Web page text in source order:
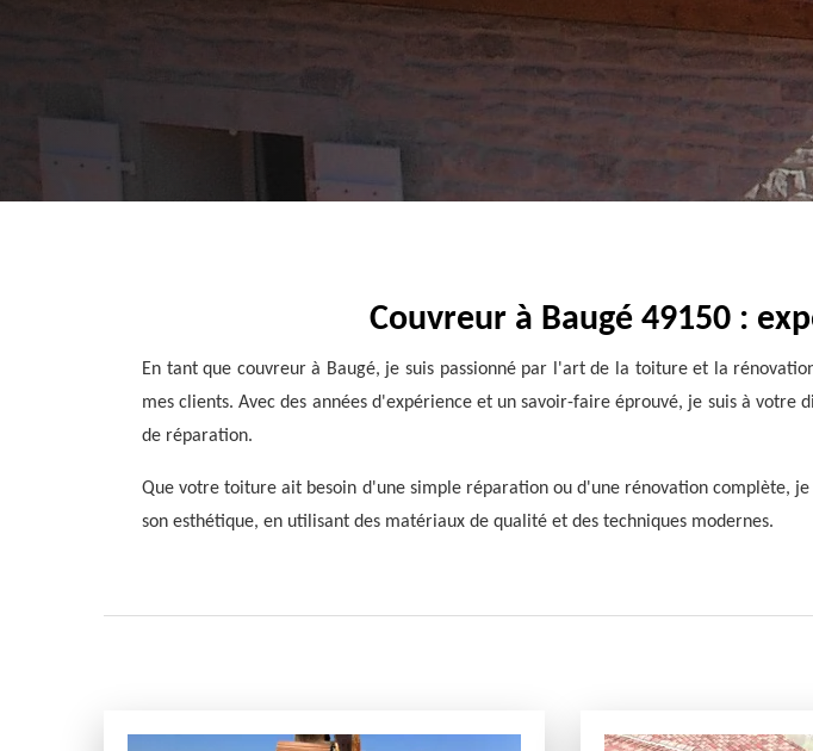
Couvreur à Baugé 49150 :
En tant que couvreur à Baugé, je suis passionné par l'art de la toiture et la
mes clients. Avec des années d'expérience et un savoir-faire éprouvé, je suis à
de réparation.
Que votre toiture ait besoin d'une simple réparation ou d'une rénovation complète,
son esthétique, en utilisant des matériaux de qualité et des techniques modernes.